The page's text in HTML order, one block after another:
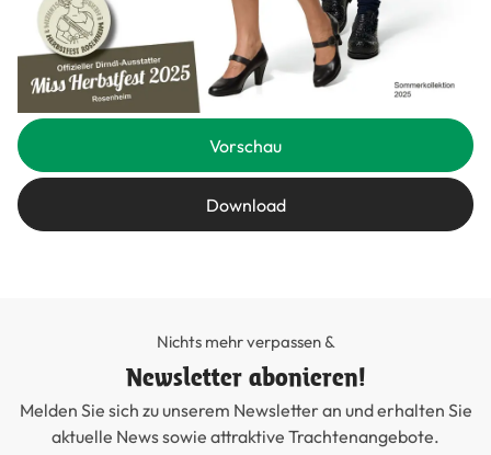
Vorschau
Download
Nichts mehr verpassen &
Newsletter abonieren!
Melden Sie sich zu unserem Newsletter an und erhalten Sie
aktuelle News sowie attraktive Trachtenangebote.